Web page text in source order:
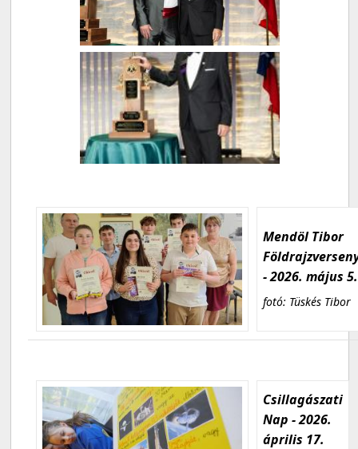
Mendöl Tibor
- 2026. május 5.
fotó: Tüskés Tibor
Csillagászati
Nap - 2026.
április 17.